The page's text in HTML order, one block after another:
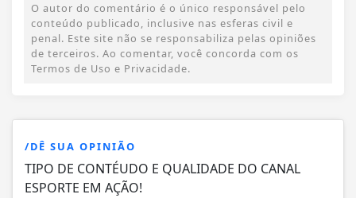
O autor do comentário é o único responsável pelo
conteúdo publicado, inclusive nas esferas civil e
penal. Este site não se responsabiliza pelas opiniões
de terceiros. Ao comentar, você concorda com os
Termos de Uso e Privacidade.
/DÊ SUA OPINIÃO
TIPO DE CONTÉUDO E QUALIDADE DO CANAL
ESPORTE EM AÇÃO!